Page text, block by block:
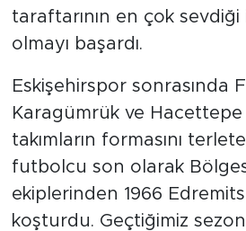
taraftarının en çok
olmayı başardı.
Eskişehirspor sonrasında
Karagümrük ve Hacettepe
takımların formasını
futbolcu son olarak
ekiplerinden 1966
koşturdu. Geçtiğimiz